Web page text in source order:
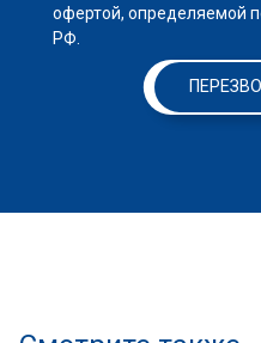
офертой, определяемой
РФ.